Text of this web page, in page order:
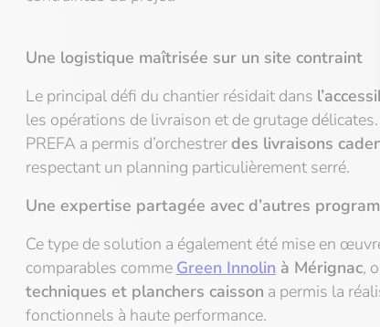
Une logistique maîtrisée sur un site contraint
Le principal défi du chantier résidait dans
les opérations de livraison et de grutage délicates.
PREFA a permis d’orchestrer des livraisons
respectant un planning particulièrement serré.
Une expertise partagée avec d’autres
Ce type de solution a également été mise en
comparables comme Green Innolin à Mérignac,
techniques et planchers caisson a permis la
fonctionnels à haute performance.